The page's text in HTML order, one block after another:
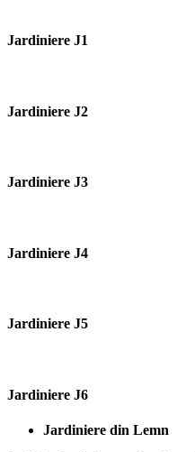
Jardiniere J1
Jardiniere J2
Jardiniere J3
Jardiniere J4
Jardiniere J5
Jardiniere J6
Jardiniere din Lemn